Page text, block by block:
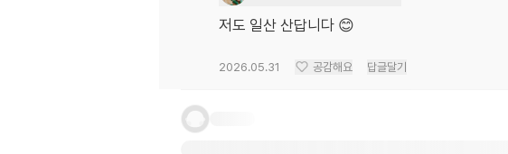
저도 일산 산답니다 😊
2026.05.31 공감해요 답글달기